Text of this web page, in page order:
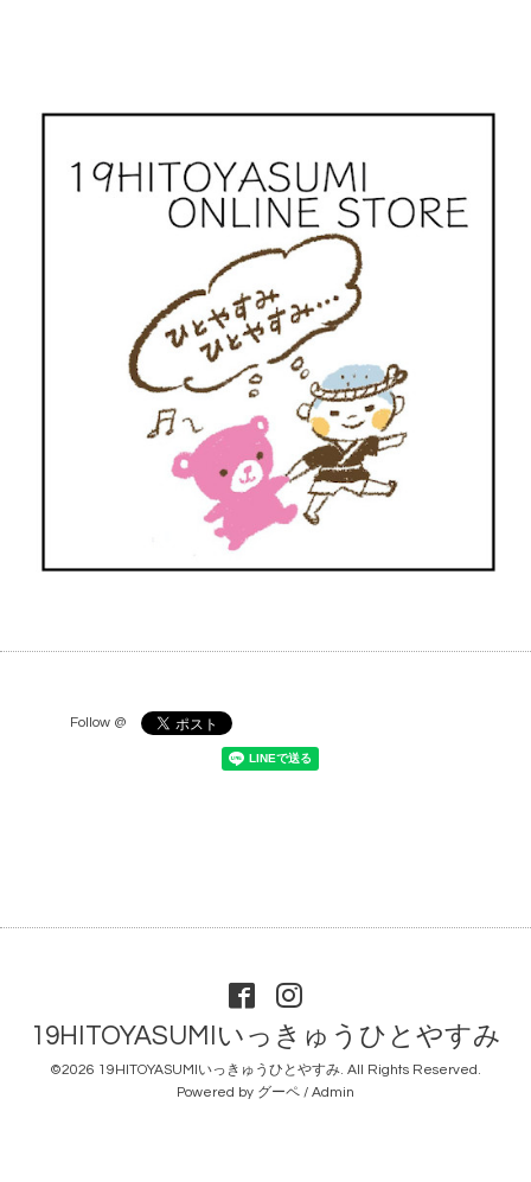
Follow @
19HITOYASUMIいっきゅうひとやすみ
©2026 19HITOYASUMIいっきゅうひとやすみ. All Rights Reserved.
Powered by グーペ / Admin